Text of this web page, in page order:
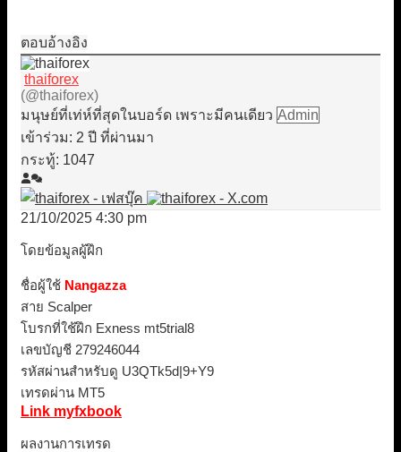
ตอบอ้างอิง
thaiforex
(@thaiforex)
มนุษย์ที่เท่ห์ที่สุดในบอร์ด เพราะมีคนเดียว Admin
เข้าร่วม: 2 ปี ที่ผ่านมา
กระทู้: 1047
21/10/2025 4:30 pm
โดยข้อมูลผู้ฝึก
ชื่อผู้ใช้ Nangazza
สาย Scalper
โบรกที่ใช้ฝึก Exness mt5trial8
เลขบัญชี 279246044
รหัสผ่านสำหรับดู U3QTk5d|9+Y9
เทรดผ่าน MT5
Link myfxbook
ผลงานการเทรด